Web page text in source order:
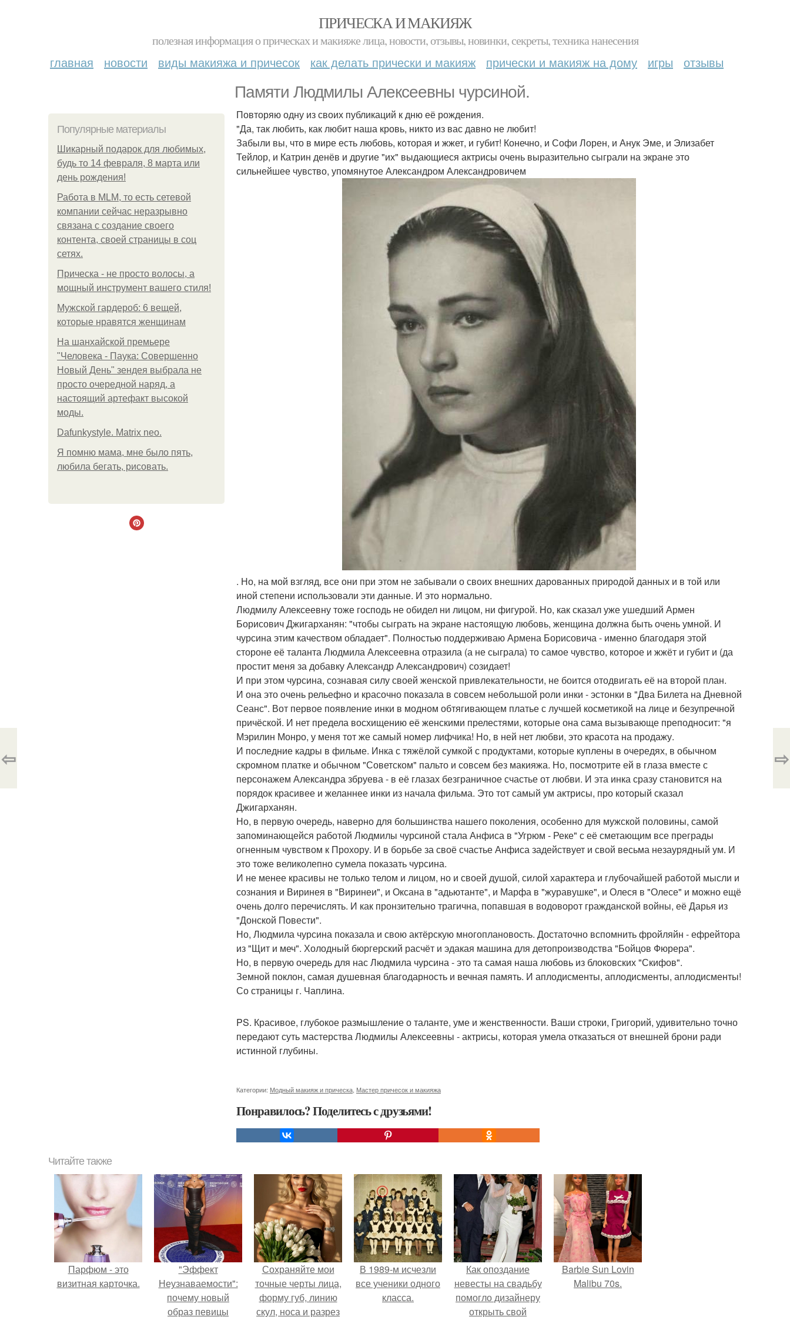
ПРИЧЕСКА И МАКИЯЖ
полезная информация о прическах и макияже лица, новости, отзывы, новинки, секреты, техника нанесения
главная новости виды макияжа и причесок как делать прически и макияж прически и макияж на дому игры отзывы
Памяти Людмилы Алексеевны чурсиной.
Популярные материалы
Шикарный подарок для любимых,
будь то 14 февраля, 8 марта или
день рождения!
Работа в MLM, то есть сетевой
компании сейчас неразрывно
связана с создание своего
контента, своей страницы в соц
сетях.
Прическа - не просто волосы, а
мощный инструмент вашего стиля!
Мужской гардероб: 6 вещей,
которые нравятся женщинам
На шанхайской премьере
"Человека - Паука: Совершенно
Новый День" зендея выбрала не
просто очередной наряд, а
настоящий артефакт высокой
моды.
Dafunkystyle. Matrix neo.
Я помню мама, мне было пять,
любила бегать, рисовать.
Повторяю одну из своих публикаций к дню её рождения.
"Да, так любить, как любит наша кровь, никто из вас давно не любит!
Забыли вы, что в мире есть любовь, которая и жжет, и губит! Конечно, и Софи Лорен, и Анук Эме, и Элизабет
Тейлор, и Катрин денёв и другие "их" выдающиеся актрисы очень выразительно сыграли на экране это
сильнейшее чувство, упомянутое Александром Александровичем
. Но, на мой взгляд, все они при этом не забывали о своих внешних дарованных природой данных и в той или
иной степени использовали эти данные. И это нормально.
Людмилу Алексеевну тоже господь не обидел ни лицом, ни фигурой. Но, как сказал уже ушедший Армен
Борисович Джигарханян: "чтобы сыграть на экране настоящую любовь, женщина должна быть очень умной. И
чурсина этим качеством обладает". Полностью поддерживаю Армена Борисовича - именно благодаря этой
стороне её таланта Людмила Алексеевна отразила (а не сыграла) то самое чувство, которое и жжёт и губит и (да
простит меня за добавку Александр Александрович) созидает!
И при этом чурсина, сознавая силу своей женской привлекательности, не боится отодвигать её на второй план.
И она это очень рельефно и красочно показала в совсем небольшой роли инки - эстонки в "Два Билета на Дневной
Сеанс". Вот первое появление инки в модном обтягивающем платье с лучшей косметикой на лице и безупречной
причёской. И нет предела восхищению её женскими прелестями, которые она сама вызывающе преподносит: "я
Мэрилин Монро, у меня тот же самый номер лифчика! Но, в ней нет любви, это красота на продажу.
И последние кадры в фильме. Инка с тяжёлой сумкой с продуктами, которые куплены в очередях, в обычном
скромном платке и обычном "Советском" пальто и совсем без макияжа. Но, посмотрите ей в глаза вместе с
персонажем Александра збруева - в её глазах безграничное счастье от любви. И эта инка сразу становится на
порядок красивее и желаннее инки из начала фильма. Это тот самый ум актрисы, про который сказал
Джигарханян.
Но, в первую очередь, наверно для большинства нашего поколения, особенно для мужской половины, самой
запоминающейся работой Людмилы чурсиной стала Анфиса в "Угрюм - Реке" с её сметающим все преграды
огненным чувством к Прохору. И в борьбе за своё счастье Анфиса задействует и свой весьма незаурядный ум. И
это тоже великолепно сумела показать чурсина.
И не менее красивы не только телом и лицом, но и своей душой, силой характера и глубочайшей работой мысли и
сознания и Виринея в "Виринеи", и Оксана в "адьютанте", и Марфа в "журавушке", и Олеся в "Олесе" и можно ещё
очень долго перечислять. И как пронзительно трагична, попавшая в водоворот гражданской войны, её Дарья из
"Донской Повести".
Но, Людмила чурсина показала и свою актёрскую многоплановость. Достаточно вспомнить фройляйн - ефрейтора
из "Щит и меч". Холодный бюргерский расчёт и эдакая машина для детопроизводства "Бойцов Фюрера".
Но, в первую очередь для нас Людмила чурсина - это та самая наша любовь из блоковских "Скифов".
Земной поклон, самая душевная благодарность и вечная память. И аплодисменты, аплодисменты, аплодисменты!
Со страницы г. Чаплина.
PS. Красивое, глубокое размышление о таланте, уме и женственности. Ваши строки, Григорий, удивительно точно
передают суть мастерства Людмилы Алексеевны - актрисы, которая умела отказаться от внешней брони ради
истинной глубины.
Категории: Модный макияж и прическа Мастер причесок и макияжа
Понравилось? Поделитесь с друзьями!
⇦ ⇨
Читайте также
Парфюм - это
визитная карточка.
"Эффект
Неузнаваемости":
почему новый
образ певицы
Сохраняйте мои
точные черты лица,
форму губ, линию
скул, носа и разрез
В 1989-м исчезли
все ученики одного
класса.
Как опоздание
невесты на свадьбу
помогло дизайнеру
открыть свой
Barbie Sun Lovin
Malibu 70s.